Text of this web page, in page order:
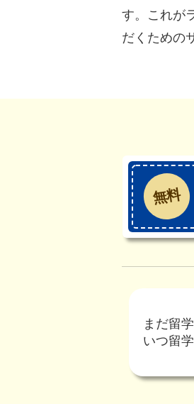
す。これが
だくための
無料
まだ留
いつ留